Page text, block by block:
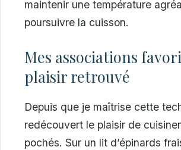
maintenir une température
poursuivre la cuisson.
Mes associations
plaisir retrouvé
Depuis que je maîtrise cette
redécouvert le plaisir de
pochés. Sur un lit d’épinards